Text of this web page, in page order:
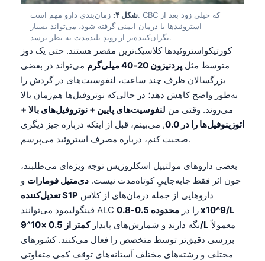
شکل ۴:
زمان‌بندی دارو مهم است. CBC که خیلی زود بعد از
استروئیدها یا درمان ایمنی گرفته شود، می‌تواند بسیار
نگران‌کننده‌تر از روندِ بلندمدت به نظر برسد.
کورتیکواستروئیدها کلاسیک‌ترین مقصر هستند. حتی یک دوز
متوسط مثل پردنیزون 20-40 میلی‌گرم
می‌تواند در بعضی
بزرگسالان ظرف چند ساعت، لنفوسیت‌های در گردش را
به‌طور واضح کاهش دهد؛ در حالی‌که نوتروفیل‌ها هم‌زمان بالا
می‌روند. وقتی من لنفوسیت‌های پایین + نوتروفیل‌های بالا +
ائوزینوفیل‌ها را در 0.0
, می‌بینم، قبل از اینکه درباره چیز دیگری
صحبت کنم، درباره مصرف استروئید می‌پرسم.
بعضی داروهای مولتیپل اسکلروزیس توجه ویژه‌ای می‌طلبند،
چون اثر فقط جابه‌جاییِ کوتاه‌مدت نیست. دی‌متیل فومارات و
تعدیل‌کننده S1P
فینگولیمود می‌توانند ALC را درمحدوده 0.5-0.8 x10^9/L
نگه دارند و شمارش‌های پایدارکمتر از 0.5 ×10^9/Lمعمولاً
بررسی دقیق‌تر توسط متخصص را فعال می‌کنند. کشورهای
مختلف و رشته‌های مختلف آستانه‌های توقف کمی متفاوتی